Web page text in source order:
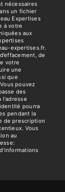
nécessaires
un fichier
Expertises
à votre
aux
expertises.fr.
de
votre
une
que
pouvez
des
l'adresse
pourra
pendant la
de prescription
Vous
au